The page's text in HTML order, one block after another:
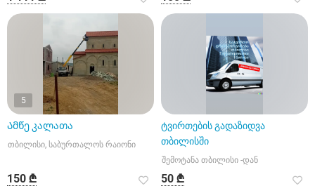
5
Ამწე კალათა
თბილისი, საბურთალოს რაიონი
150 ₾
ტვირთების გადაზიდვა
თბილისში
შემოტანა თბილისი -დან
50 ₾